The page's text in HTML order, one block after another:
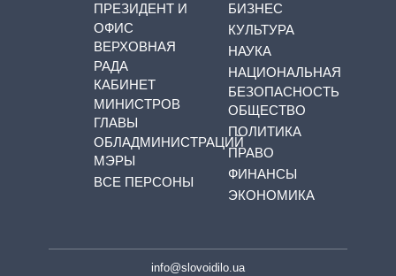
ПРЕЗИДЕНТ И
ОФИС
ВЕРХОВНАЯ
РАДА
КАБИНЕТ
МИНИСТРОВ
ГЛАВЫ
ОБЛАДМИНИСТРАЦИЙ
МЭРЫ
ВСЕ ПЕРСОНЫ
БИЗНЕС
КУЛЬТУРА
НАУКА
НАЦИОНАЛЬНАЯ
БЕЗОПАСНОСТЬ
ОБЩЕСТВО
ПОЛИТИКА
ПРАВО
ФИНАНСЫ
ЭКОНОМИКА
info@slovoidilo.ua